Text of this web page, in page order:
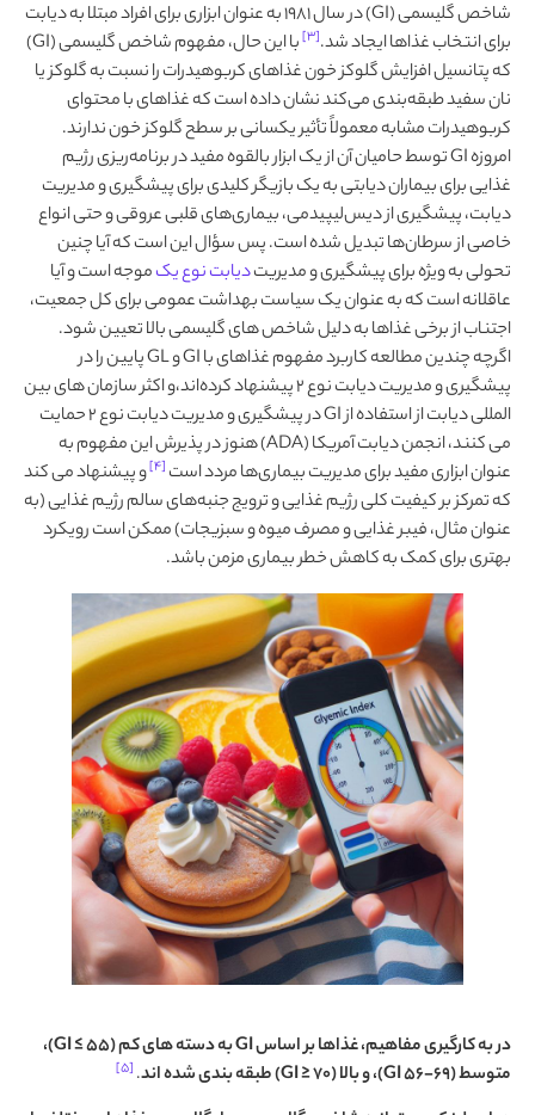
شاخص گلیسمی (GI) در سال 1981 به عنوان ابزاری برای افراد مبتلا به دیابت
برای انتخاب غذاها ایجاد شد.[۳]
با این حال، مفهوم شاخص گلیسمی (GI)
که پتانسیل افزایش گلوکز خون غذاهای کربوهیدرات را نسبت به گلوکز یا
نان سفید طبقه‌بندی می‌کند نشان داده است که غذاهای با محتوای
کربوهیدرات مشابه معمولاً تأثیر یکسانی بر سطح گلوکز خون ندارند.
امروزه GI توسط حامیان آن از یک ابزار بالقوه مفید در برنامه‌ریزی رژیم
غذایی برای بیماران دیابتی به یک بازیگر کلیدی برای پیشگیری و مدیریت
دیابت، پیشگیری از دیس‌لیپیدمی، بیماری‌های قلبی عروقی و حتی انواع
خاصی از سرطان‌ها تبدیل شده است. پس سؤال این است که آیا چنین
تحولی به ویژه برای پیشگیری و مدیریتدیابت نوع یکموجه است و آیا
عاقلانه است که به عنوان یک سیاست بهداشت عمومی برای کل جمعیت،
اجتناب از برخی غذاها به دلیل شاخص های گلیسمی بالا تعیین شود.
اگرچه چندین مطالعه کاربرد مفهوم غذاهای با GI و GL پایین را در
پیشگیری و مدیریت دیابت نوع 2 پیشنهاد کرده‌اند،و اکثر سازمان های بین
المللی دیابت از استفاده از GI در پیشگیری و مدیریت دیابت نوع 2 حمایت
می کنند، انجمن دیابت آمریکا (ADA) هنوز در پذیرش این مفهوم به
عنوان ابزاری مفید برای مدیریت بیماری‌ها مردد است [۴]
و پیشنهاد می کند
که تمرکز بر کیفیت کلی رژیم غذایی و ترویج جنبه‌های سالم رژیم غذایی (به
عنوان مثال، فیبر غذایی و مصرف میوه و سبزیجات) ممکن است رویکرد
بهتری برای کمک به کاهش خطر بیماری مزمن باشد.
در به کارگیری مفاهیم، غذاها بر اساس GI به دسته های کم (GI ≤ 55)،
متوسط (GI 56-69)، و بالا (GI ≥ 70) طبقه بندی شده اند
. [۵]